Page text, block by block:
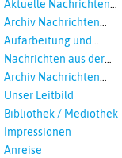
Aktuelle Nachrichten
aus dem RPI
Archiv Nachrichten
aus dem RPI ab 2018
Aufarbeitung und
Prävention
Landeskirche und EKD
Nachrichten aus der
Landeskirche
Archiv Nachrichten
aus der Landeskirche
Unser Leitbild
Bibliothek / Mediothek
Impressionen
Anreise